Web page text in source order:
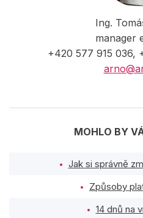
Ing.
manager
+420 577 915 036,
MOHLO BY
Jak si správně
Způsoby
14 dnů na